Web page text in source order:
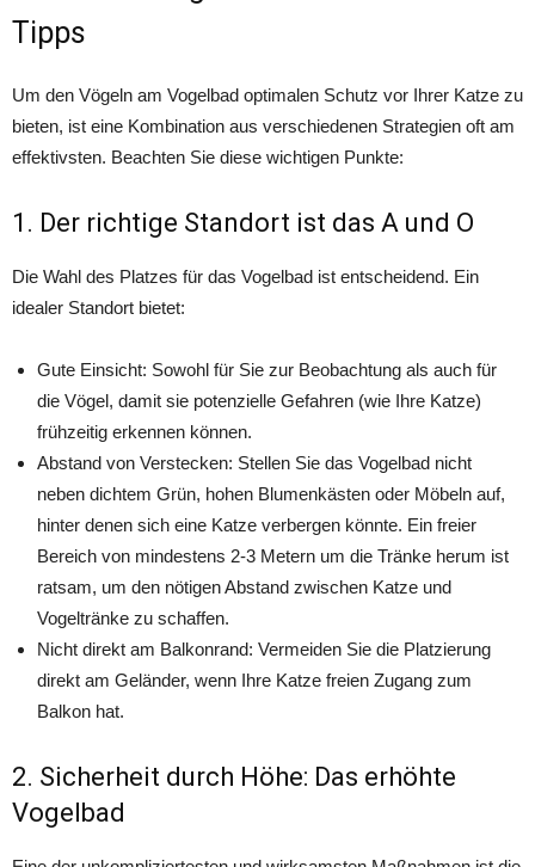
Tipps
Um den Vögeln am Vogelbad optimalen Schutz vor Ihrer Katze zu
bieten, ist eine Kombination aus verschiedenen Strategien oft am
effektivsten. Beachten Sie diese wichtigen Punkte:
1. Der richtige Standort ist das A und O
Die Wahl des Platzes für das Vogelbad ist entscheidend. Ein
idealer Standort bietet:
Gute Einsicht: Sowohl für Sie zur Beobachtung als auch für
die Vögel, damit sie potenzielle Gefahren (wie Ihre Katze)
frühzeitig erkennen können.
Abstand von Verstecken: Stellen Sie das Vogelbad nicht
neben dichtem Grün, hohen Blumenkästen oder Möbeln auf,
hinter denen sich eine Katze verbergen könnte. Ein freier
Bereich von mindestens 2-3 Metern um die Tränke herum ist
ratsam, um den nötigen Abstand zwischen Katze und
Vogeltränke zu schaffen.
Nicht direkt am Balkonrand: Vermeiden Sie die Platzierung
direkt am Geländer, wenn Ihre Katze freien Zugang zum
Balkon hat.
2. Sicherheit durch Höhe: Das erhöhte
Vogelbad